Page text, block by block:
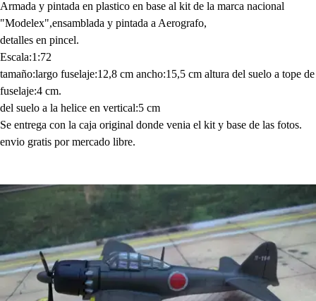
Armada y pintada en plastico en base al kit de la marca nacional
"Modelex",ensamblada y pintada a Aerografo,
detalles en pincel.
Escala:1:72
tamaño:largo fuselaje:12,8 cm ancho:15,5 cm altura del suelo a tope de
fuselaje:4 cm.
del suelo a la helice en vertical:5 cm
Se entrega con la caja original donde venia el kit y base de las fotos.
envio gratis por mercado libre.